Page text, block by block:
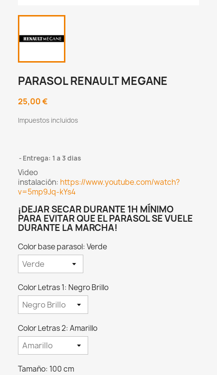
PARASOL RENAULT MEGANE
25,00 €
Impuestos incluidos
Entrega: 1 a 3 dias
Video
instalación: https://www.youtube.com/watch?
v=5mp9Jq-kYs4
¡DEJAR SECAR DURANTE 1H MÍNIMO
PARA EVITAR QUE EL PARASOL SE VUELE
DURANTE LA MARCHA!
Color base parasol: Verde
Color Letras 1: Negro Brillo
Color Letras 2: Amarillo
Tamaño: 100 cm